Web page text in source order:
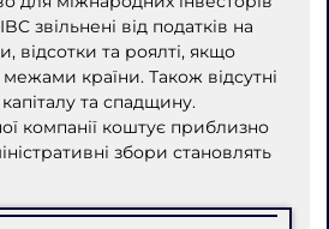
звільнені від податків на
відсотки та роялті, якщо
країни. Також відсутні
та спадщину.
компанії коштує приблизно
збори становлять